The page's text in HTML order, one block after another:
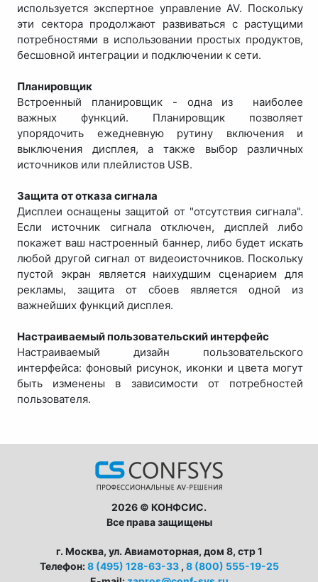
используется экспертное управление AV. Поскольку
эти сектора продолжают развиваться с растущими
потребностями в использовании простых продуктов,
бесшовной интеграции и подключении к сети.
Планировщик
Встроенный планировщик - одна из наиболее
важных функций. Планировщик позволяет
упорядочить ежедневную рутину включения и
выключения дисплея, а также выбор различных
источников или плейлистов USB.
Защита от отказа сигнала
Дисплеи оснащены защитой от "отсутствия сигнала".
Если источник сигнала отключен, дисплей либо
покажет ваш настроенный баннер, либо будет искать
любой другой сигнал от видеоисточников. Поскольку
пустой экран является наихудшим сценарием для
рекламы, защита от сбоев является одной из
важнейших функций дисплея.
Настраиваемый пользовательский интерфейс
Настраиваемый дизайн пользовательского
интерфейса: фоновый рисунок, иконки и цвета могут
быть изменены в зависимости от потребностей
пользователя.
2026 © КОНФСИС.
Все права защищены
г. Москва, ул. Авиамоторная, дом 8, стр 1
Телефон:8 (495) 128-63-33 , 8 (800) 555-19-25